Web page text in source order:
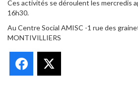
Ces activités se déroulent les mercredis
16h30.
Au Centre Social AMISC -1 rue des
MONTIVILLIERS
Facebook